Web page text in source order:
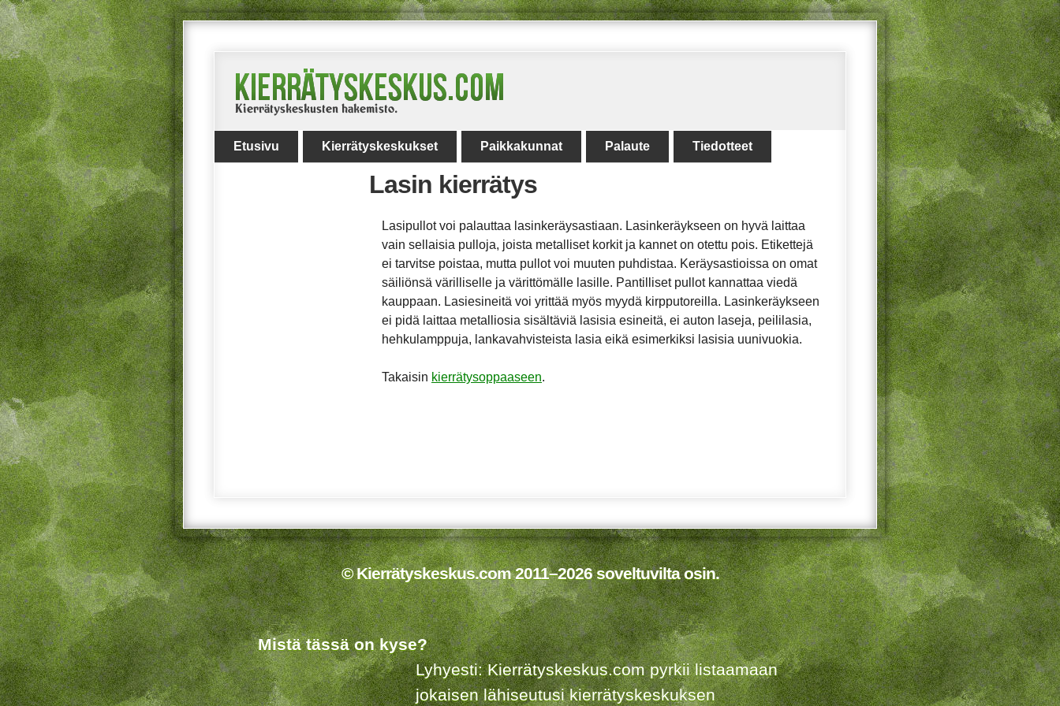
Etusivu Kierrätyskeskukset Paikkakunnat Palaute Tiedotteet
Lasin kierrätys
Lasipullot voi palauttaa lasinkeräysastiaan. Lasinkeräykseen on hyvä laittaa
vain sellaisia pulloja, joista metalliset korkit ja kannet on otettu pois. Etikettejä
ei tarvitse poistaa, mutta pullot voi muuten puhdistaa. Keräysastioissa on omat
säiliönsä värilliselle ja värittömälle lasille. Pantilliset pullot kannattaa viedä
kauppaan. Lasiesineitä voi yrittää myös myydä kirpputoreilla. Lasinkeräykseen
ei pidä laittaa metalliosia sisältäviä lasisia esineitä, ei auton laseja, peililasia,
hehkulamppuja, lankavahvisteista lasia eikä esimerkiksi lasisia uunivuokia.
Takaisin kierrätysoppaaseen.
© Kierrätyskeskus.com 2011–2026 soveltuvilta osin.
Mistä tässä on kyse?
Lyhyesti: Kierrätyskeskus.com pyrkii listaamaan
jokaisen lähiseutusi kierrätyskeskuksen